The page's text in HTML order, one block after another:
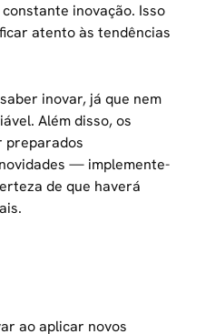
inovação. Isso
atento às tendências
inovar, já que nem
Além disso, os
preparados
— implemente-
de que haverá
ao aplicar novos